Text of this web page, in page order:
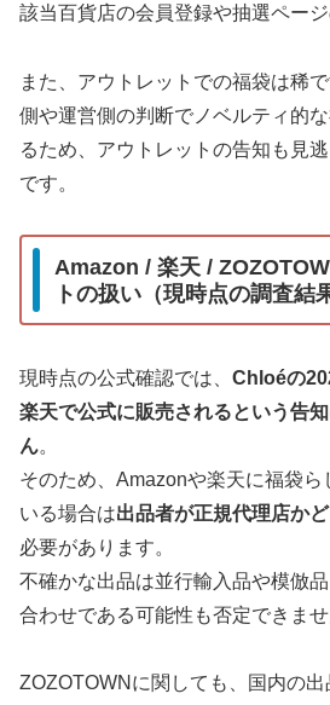
該当百貨店の会員登録や抽選ページ
また、アウトレットでの福袋は稀
側や運営側の判断でノベルティ的
るため、アウトレットの告知も見
です。
Amazon / 楽天 /
トの扱い（現時点の調査結
現時点の公式確認では、 Chloéの
楽天で公式に販売されるという告
ん。
そのため、Amazonや楽天に福袋ら
いる場合は出品者が正規代理店か
必要があります。
不確かな出品は並行輸入品や模倣
合わせである可能性も否定できませ
ZOZOTOWNに関しても、国内の出